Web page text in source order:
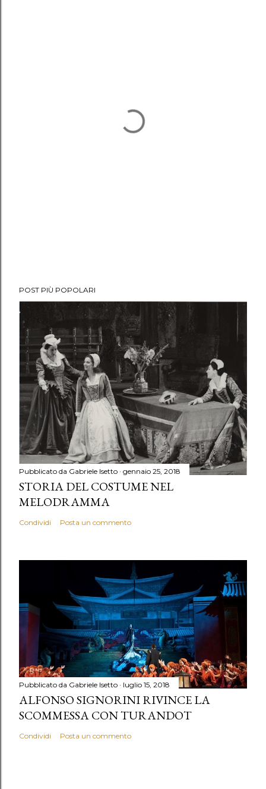
POST PIÙ POPOLARI
Pubblicato da Gabriele Isetto gennaio 25, 2018
STORIA DEL COSTUME NEL
MELODRAMMA
Condividi Posta un commento
Pubblicato da Gabriele Isetto luglio 15, 2018
ALFONSO SIGNORINI RIVINCE LA
SCOMMESSA CON TURANDOT
Condividi Posta un commento